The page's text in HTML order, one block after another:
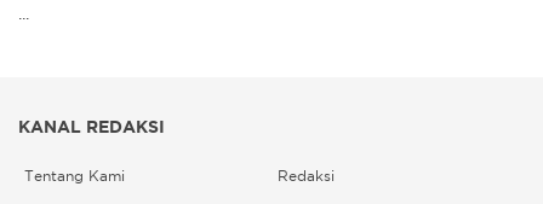
KANAL REDAKSI
Tentang Kami Redaksi